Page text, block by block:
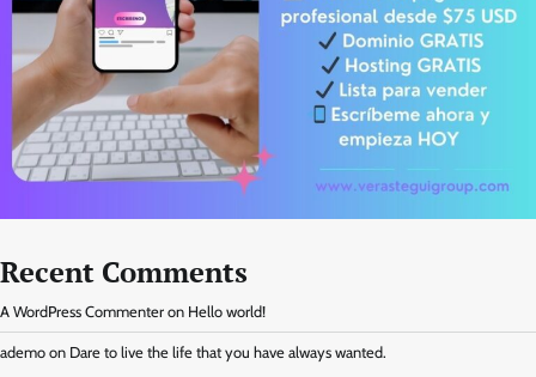
Recent Comments
A WordPress Commenter on Hello world!
ademo on Dare to live the life that you have always wanted.